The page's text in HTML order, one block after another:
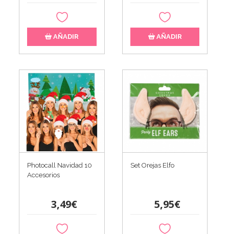
AÑADIR AÑADIR
Photocall Navidad 10
Accesorios
3,49€
Set Orejas Elfo
5,95€